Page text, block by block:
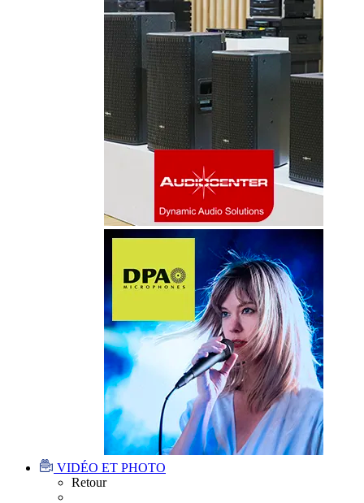
VIDÉO ET PHOTO
Retour